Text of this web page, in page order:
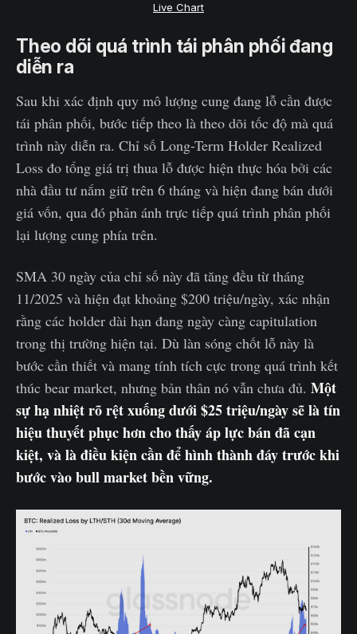
Live Chart
Theo dõi quá trình tái phân phối đang
diễn ra
Sau khi xác định quy mô lượng cung đang lỗ cần được
tái phân phối, bước tiếp theo là theo dõi tốc độ mà quá
trình này diễn ra. Chỉ số Long-Term Holder Realized
Loss đo tổng giá trị thua lỗ được hiện thực hóa bởi các
nhà đầu tư nắm giữ trên 6 tháng và hiện đang bán dưới
giá vốn, qua đó phản ánh trực tiếp quá trình phân phối
lại lượng cung phía trên.
SMA 30 ngày của chỉ số này đã tăng đều từ tháng
11/2025 và hiện đạt khoảng $200 triệu/ngày, xác nhận
rằng các holder dài hạn đang ngày càng capitulation
trong thị trường hiện tại. Dù làn sóng chốt lỗ này là
bước cần thiết và mang tính tích cực trong quá trình kết
thúc bear market, nhưng bản thân nó vẫn chưa đủ. Một
sự hạ nhiệt rõ rệt xuống dưới $25 triệu/ngày sẽ là tín
hiệu thuyết phục hơn cho thấy áp lực bán đã cạn
kiệt, và là điều kiện cần để hình thành đáy trước khi
bước vào bull market bền vững.